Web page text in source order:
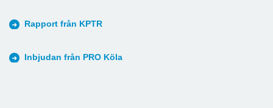
Rapport från KPTR
Inbjudan från PRO Köla